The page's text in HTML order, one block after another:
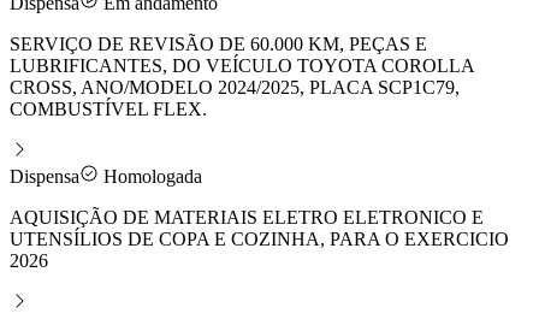
SERVIÇO DE REVISÃO DE 60.000 KM, PEÇAS E
LUBRIFICANTES, DO VEÍCULO TOYOTA COROLLA
CROSS, ANO/MODELO 2024/2025, PLACA SCP1C79,
COMBUSTÍVEL FLEX.
Dispensa
Homologada
AQUISIÇÃO DE MATERIAIS ELETRO ELETRONICO E
UTENSÍLIOS DE COPA E COZINHA, PARA O EXERCICIO
2026